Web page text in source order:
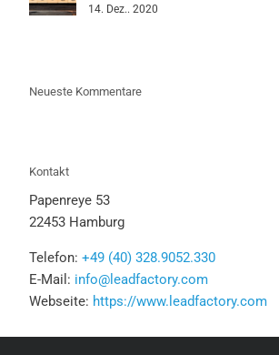
14. Dez.. 2020
Neueste Kommentare
Kontakt
Papenreye 53
22453 Hamburg
Telefon: +49 (40) 328.9052.330
E-Mail: info@leadfactory.com
Webseite: https://www.leadfactory.com